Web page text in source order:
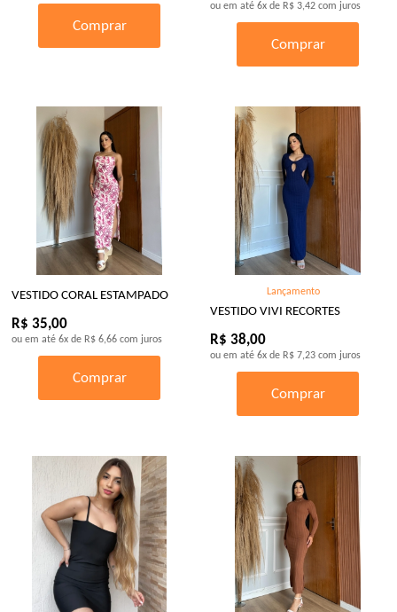
Comprar
ou em até 6x de R$ 3,42 com juros
Comprar
VESTIDO CORAL ESTAMPADO
R$ 35,00
ou em até 6x de R$ 6,66 com juros
Comprar
Lançamento
VESTIDO VIVI RECORTES
R$ 38,00
ou em até 6x de R$ 7,23 com juros
Comprar